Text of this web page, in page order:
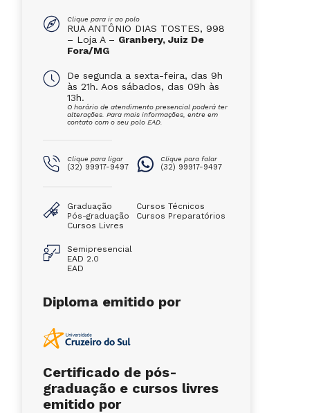
Clique para ir ao polo
RUA ANTÔNIO DIAS TOSTES, 998
– Loja A – Granbery, Juiz De
Fora/MG
De segunda a sexta-feira, das 9h
às 21h. Aos sábados, das 09h às
13h.
O horário de atendimento presencial poderá ter
alterações. Para mais informações, entre em
contato com o seu polo EAD.
Clique para ligar
(32) 99917-9497
Clique para falar
(32) 99917-9497
Graduação
Pós-graduação
Cursos Livres
Cursos Técnicos
Cursos Preparatórios
Semipresencial
EAD 2.0
EAD
Diploma emitido por
Certificado de pós-
graduação e cursos livres
emitido por